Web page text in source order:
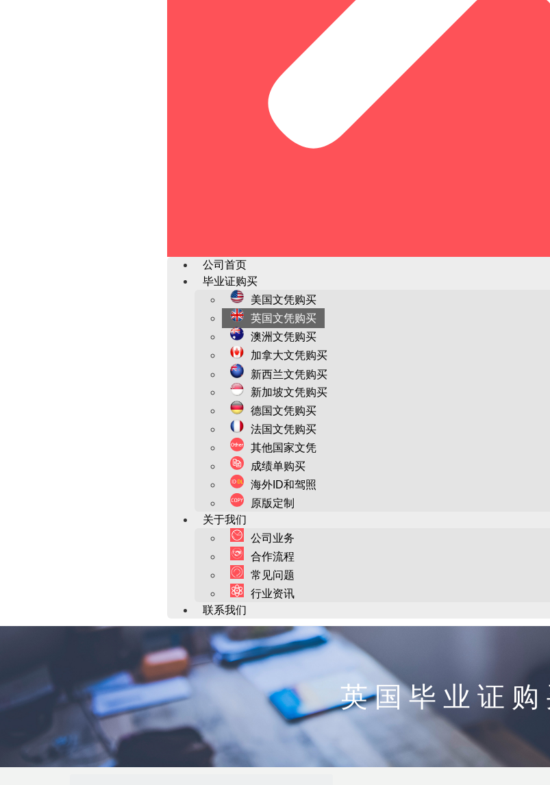
公司首页
毕业证购买
美国文凭购买
英国文凭购买
澳洲文凭购买
加拿大文凭购买
新西兰文凭购买
新加坡文凭购买
德国文凭购买
法国文凭购买
其他国家文凭
成绩单购买
海外ID和驾照
原版定制
关于我们
公司业务
合作流程
常见问题
行业资讯
联系我们
英国毕业证购